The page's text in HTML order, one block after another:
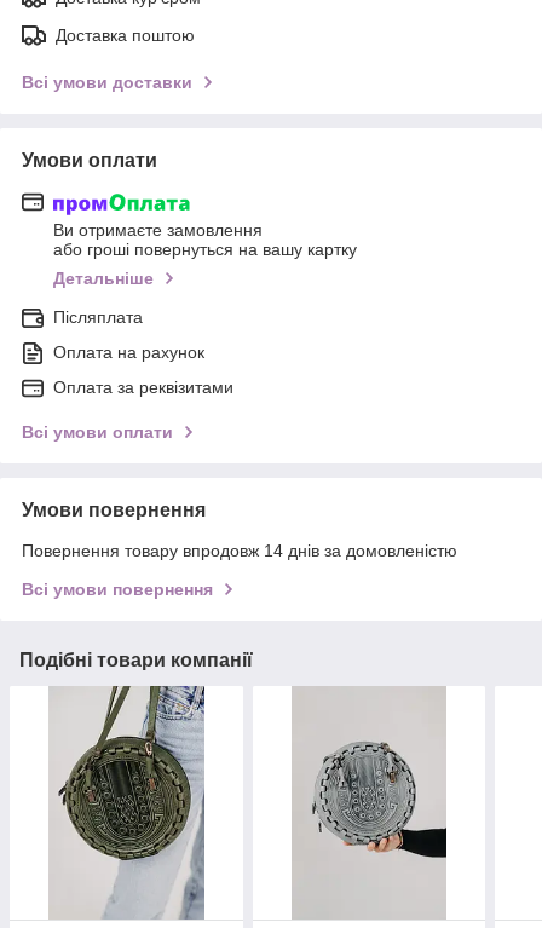
Доставка поштою
Всі умови доставки
Умови оплати
Ви отримаєте замовлення
або гроші повернуться на вашу картку
Детальніше
Післяплата
Оплата на рахунок
Оплата за реквізитами
Всі умови оплати
Умови повернення
Повернення товару впродовж 14 днів за домовленістю
Всі умови повернення
Подібні товари компанії